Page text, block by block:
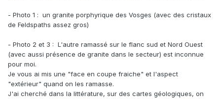
- Photo 1 : un granite porphyrique des Vosges (avec des cristaux
de Feldspaths assez gros)
- Photo 2 et 3 : L'autre ramassé sur le flanc sud et Nord Ouest
(avec aussi présence de granite dans le secteur) est inconnue
pour moi.
Je vous ai mis une "face en coupe fraiche" et l'aspect
"extérieur" quand on les ramasse.
J'ai cherché dans la littérature, sur des cartes géologiques, on